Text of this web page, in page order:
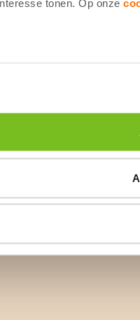
tonen. Op onze